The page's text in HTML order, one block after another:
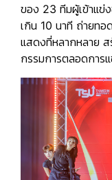
ของ 23 ทีมผู้เข้าแข่
เกิน 10 นาที ถ่ายทอ
แสดงที่หลากหลาย ส
กรรมการตลอดการ